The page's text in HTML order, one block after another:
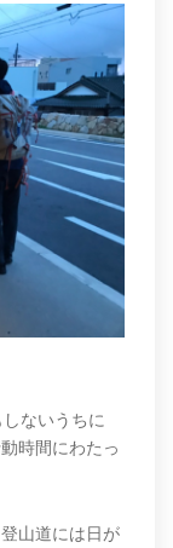
ないうちに
時間にわたっ
山道には日が